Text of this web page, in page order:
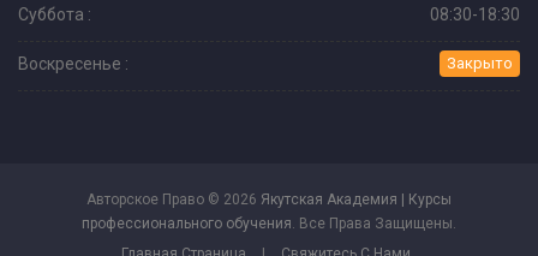
Суббота : 08:30-18:30
Воскресенье : Закрыто
Авторское Право © 2026 Якутская Академия | Курсы
профессионального обучения. Все Права Защищены.